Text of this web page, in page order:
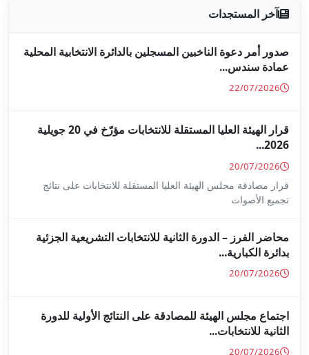
بالدائرة الانتخابية المحلية
قرار الهيئة العليا المستقلة للانتخابات مؤرّخ في 20 جويلية
المستقلة للانتخابات على نتائج
للانتخابات التشريعية الجزئية
على النتائج الأولية للدورة